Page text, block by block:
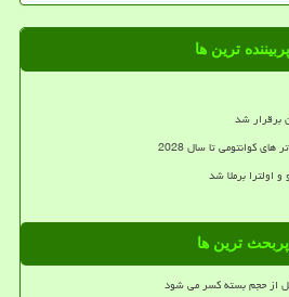
پربیننده ترین ها
برقرار شد
کوانتومی تا سال 2028
پربحث ترین ها
از حجم بسته کسر می شود